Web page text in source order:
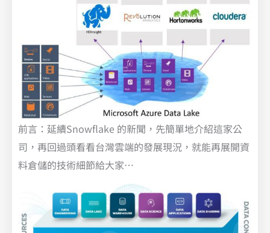
前言：延續Snowflake 的新聞，先簡單地介紹這家公
司，再回過頭看看台灣雲端的發展現況，就能再展開資
料倉儲的技術細節給大家…